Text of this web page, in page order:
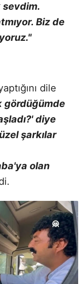
sevdim.
Biz de
dile
gördüğümde
diye
şarkılar
olan